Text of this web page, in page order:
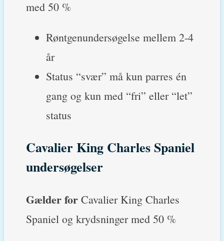
med 50 %
Røntgenundersøgelse mellem 2-4
år
Status “svær” må kun parres én
gang og kun med “fri” eller “let”
status
Cavalier King Charles Spaniel
undersøgelser
Gælder for Cavalier King Charles
Spaniel og krydsninger med 50 %